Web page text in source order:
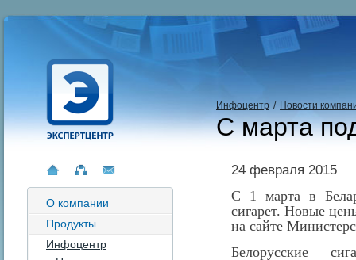
О компании
Продукты
Инфоцентр
Инфоцентр / Новости
С марта
24 февраля 2015
С 1 марта в
сигарет. Новые
на сайте
Белорусские